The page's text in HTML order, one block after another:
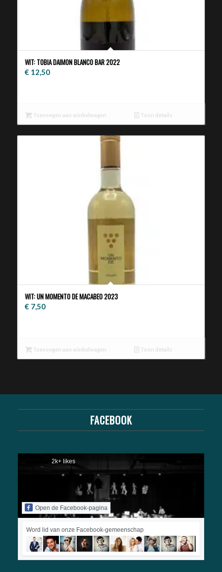
WIT: TOBIA DAIMON BLANCO BAR 2022
€ 12,50
Toevoegen aan winkelwagen Toon details
WIT: UN MOMENTO DE MACABEO 2023
€ 7,50
Toevoegen aan winkelwagen Toon details
FACEBOOK
2k+ likes
Open de Facebook-pagina
Word lid van onze Facebook-gemeenschap